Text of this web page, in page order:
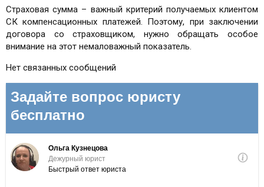
Страховая сумма – важный критерий получаемых клиентом
СК компенсационных платежей. Поэтому, при заключении
договора со страховщиком, нужно обращать особое
внимание на этот немаловажный показатель.
Нет связанных сообщений